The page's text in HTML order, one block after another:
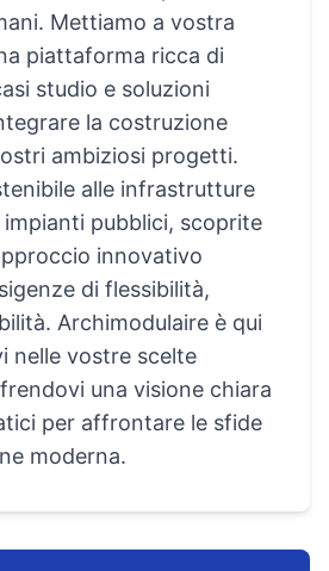
Mettiamo a vostra
piattaforma ricca di
studio e soluzioni
la costruzione
ambiziosi progetti.
alle infrastrutture
impianti pubblici, scoprite
innovativo
di flessibilità,
Archimodulaire è qui
nelle vostre scelte
una visione chiara
per affrontare le sfide
moderna.